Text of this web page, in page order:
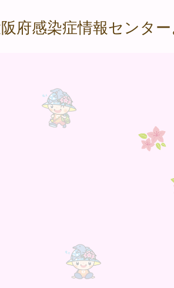
府感染症情報センター